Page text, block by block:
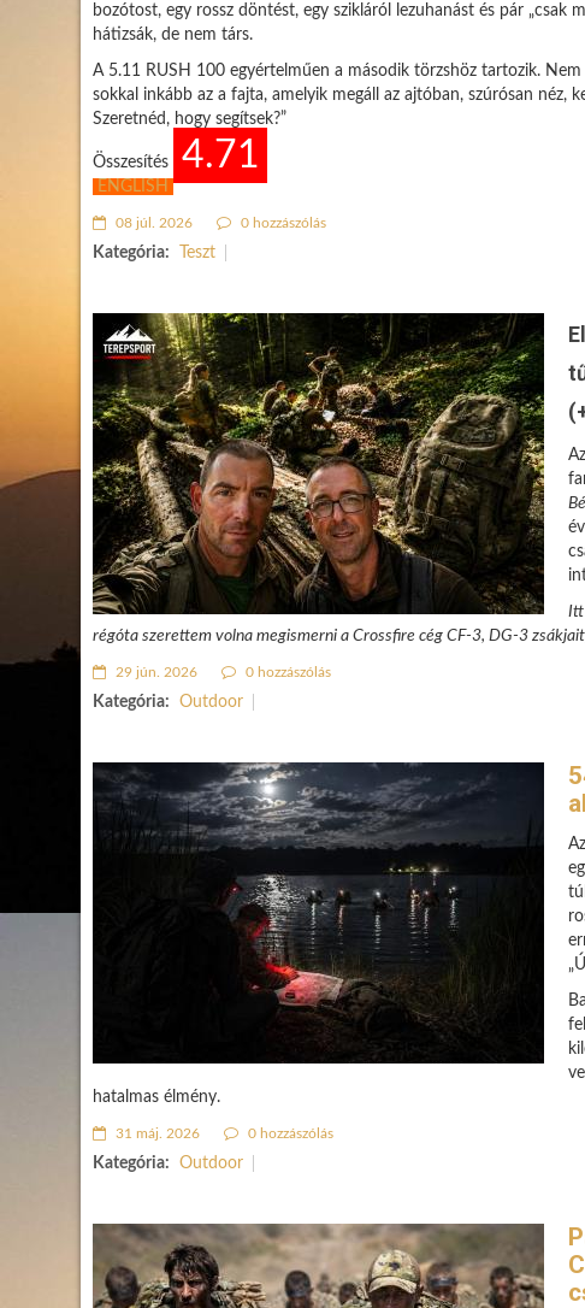
bozótost, egy rossz döntést, egy szikláról lezuhanást és pár „csak
hátizsák, de nem társ.
A 5.11 RUSH 100 egyértelműen a második törzshöz tartozik.
sokkal inkább az a fajta, amelyik megáll az ajtóban, szúrósan néz,
Szeretnéd, hogy segítsek?”
Összesítés 4.71
ENGLISH
08 júl. 2026 0 hozzászólás
Kategória: Teszt
Itt
régóta szerettem volna megismerni a Crossfire cég CF-3, DG-3
29 jún. 2026 0 hozzászólás
Kategória: Outdoor
hatalmas élmény.
31 máj. 2026 0 hozzászólás
Kategória: Outdoor